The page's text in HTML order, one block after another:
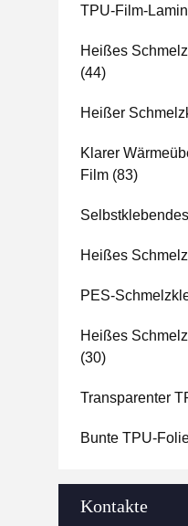
TPU-Film-
Heißes
(44)
Heißer
Klarer
Film (83)
Heißes
PES-
Heißes
(30)
Transparenter
Bunte TPU-
Kontakte